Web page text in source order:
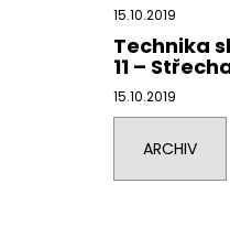
15.10.2019
Technika
11 –
15.10.2019
ARCHIV